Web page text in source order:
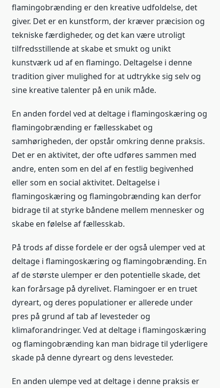
flamingobrænding er den kreative udfoldelse, det
giver. Det er en kunstform, der kræver præcision og
tekniske færdigheder, og det kan være utroligt
tilfredsstillende at skabe et smukt og unikt
kunstværk ud af en flamingo. Deltagelse i denne
tradition giver mulighed for at udtrykke sig selv og
sine kreative talenter på en unik måde.
En anden fordel ved at deltage i flamingoskæring og
flamingobrænding er fællesskabet og
samhørigheden, der opstår omkring denne praksis.
Det er en aktivitet, der ofte udføres sammen med
andre, enten som en del af en festlig begivenhed
eller som en social aktivitet. Deltagelse i
flamingoskæring og flamingobrænding kan derfor
bidrage til at styrke båndene mellem mennesker og
skabe en følelse af fællesskab.
På trods af disse fordele er der også ulemper ved at
deltage i flamingoskæring og flamingobrænding. En
af de største ulemper er den potentielle skade, det
kan forårsage på dyrelivet. Flamingoer er en truet
dyreart, og deres populationer er allerede under
pres på grund af tab af levesteder og
klimaforandringer. Ved at deltage i flamingoskæring
og flamingobrænding kan man bidrage til yderligere
skade på denne dyreart og dens levesteder.
En anden ulempe ved at deltage i denne praksis er